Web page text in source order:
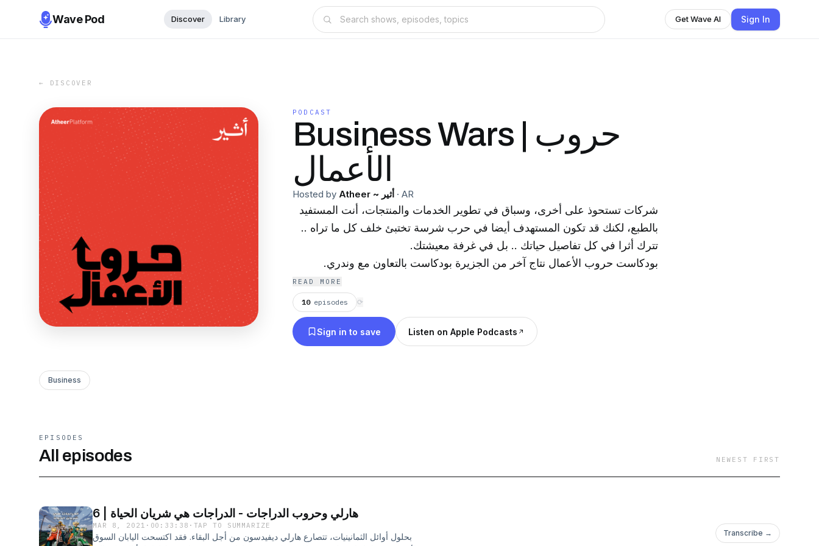
Wave Pod Discover Library Get Wave AI Sign In
← DISCOVER
PODCAST
Business Wars | حروب
الأعمال
Hosted by Atheer ~ أثير · AR
شركات تستحوذ على أخرى، وسباق في تطوير الخدمات والمنتجات، أنت المستفيد
بالطبع، لكنك قد تكون المستهدف أيضا في حرب شرسة تختبئ خلف كل ما تراه ..
تترك أثرا في كل تفاصيل حياتك .. بل في غرفة معيشتك.
بودكاست حروب الأعمال نتاج آخر من الجزيرة بودكاست بالتعاون مع وندري.
READ MORE
10 episodes ⟳
Sign in to save Listen on Apple Podcasts
Business
EPISODES
All episodes NEWEST FIRST
هارلي وحروب الدراجات - الدراجات هي شريان الحياة | 6
MAR 8, 2021 · 00:33:38 · TAP TO SUMMARIZE
بحلول أوائل الثمانينيات، تتصارع هارلي ديفيدسون من أجل البقاء. فقد اكتسحت اليابان السوق
Transcribe →